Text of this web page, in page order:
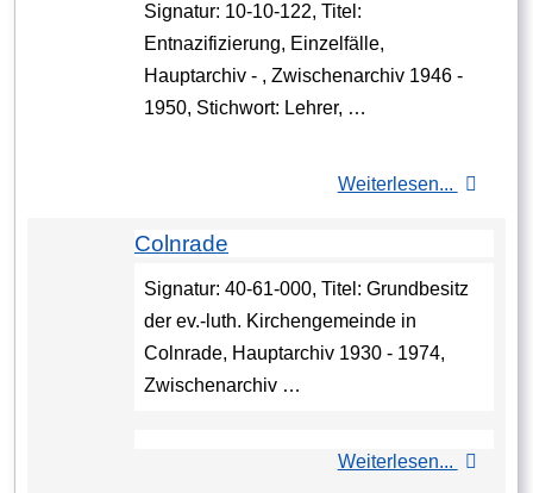
Signatur: 10-10-122, Titel:
Entnazifizierung, Einzelfälle,
Hauptarchiv - , Zwischenarchiv 1946 -
1950, Stichwort: Lehrer, …
Weiterlesen...
Colnrade
Signatur: 40-61-000, Titel: Grundbesitz
der ev.-luth. Kirchengemeinde in
Colnrade, Hauptarchiv 1930 - 1974,
Zwischenarchiv …
Weiterlesen...